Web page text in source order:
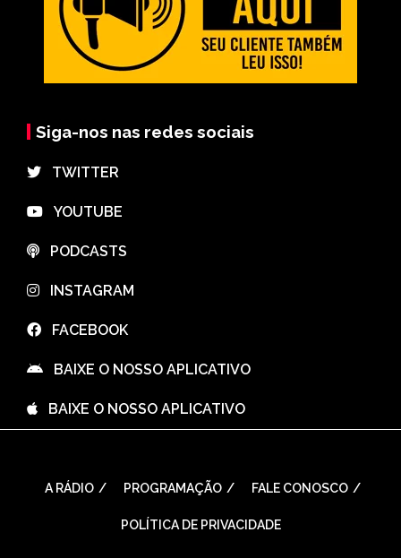
Siga-nos nas redes sociais
⠀TWITTER
⠀YOUTUBE
⠀PODCASTS
⠀INSTAGRAM
⠀FACEBOOK
⠀BAIXE O NOSSO APLICATIVO
⠀BAIXE O NOSSO APLICATIVO
A RÁDIO PROGRAMAÇÃO FALE CONOSCO
POLÍTICA DE PRIVACIDADE